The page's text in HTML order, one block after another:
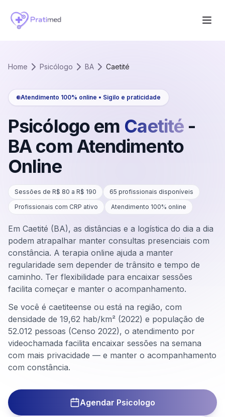
Home Psicólogo BA Caetité
Atendimento 100% online • Sigilo e praticidade
Psicólogo em Caetité -
BAcom Atendimento
Online
Sessões de R$ 80 a R$ 190 65 profissionais disponíveis
Profissionais com CRP ativo
Atendimento 100% online
Em Caetité (BA), as distâncias e a logística do dia a dia
podem atrapalhar manter consultas presenciais com
constância. A terapia online ajuda a manter
regularidade sem depender de trânsito e tempo de
caminho. Ter flexibilidade para encaixar sessões
facilita começar e manter o acompanhamento.
Se você é caetiteense ou está na região, com
densidade de 19,62 hab/km² (2022) e população de
52.012 pessoas (Censo 2022), o atendimento por
videochamada facilita encaixar sessões na semana
com mais privacidade — e manter o acompanhamento
com constância.
Agendar Psicologo